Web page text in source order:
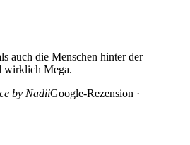
auch die Menschen hinter der
wirklich Mega.
by NadiiGoogle-Rezension ·